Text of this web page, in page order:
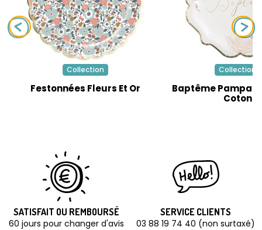
Collection
Festonnées Fleurs Et Or
Collection
Baptême Pampas
Coton
SATISFAIT OU REMBOURSÉ
60 jours pour changer d'avis
SERVICE CLIENTS
03 88 19 74 40 (non surtaxé)